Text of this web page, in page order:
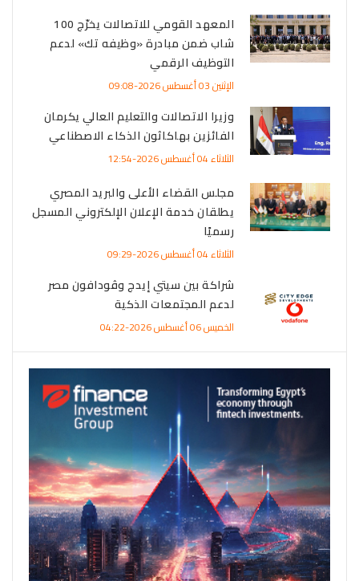
المعهد القومي للاتصالات يخرّج 100
شاب ضمن مبادرة «وظيفه تك» لدعم
التوظيف الرقمي
الإثنين 03 أغسطس 2026-09:08
وزيرا الاتصالات والتعليم العالي يكرمان
الفائزين بهاكاثون الذكاء الاصطناعي
الثلاثاء 04 أغسطس 2026-12:54
مجلس القضاء الأعلى والبريد المصري
يطلقان خدمة الإعلان الإلكتروني المسجل
رسميًا
الثلاثاء 04 أغسطس 2026-09:29
شراكة بين سيتي إيدج وڤودافون مصر
لدعم المجتمعات الذكية
الخميس 06 أغسطس 2026-04:22